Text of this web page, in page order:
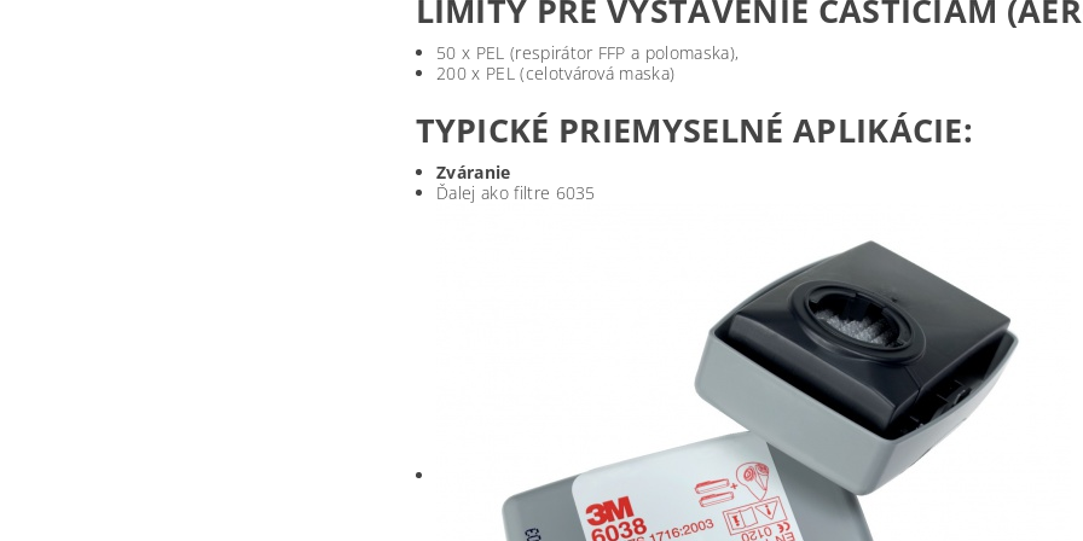
LIMITY PRE VYSTAVENIE ČASTICIAM
50 x PEL (respirátor FFP a polomaska),
200 x PEL (celotvárová maska)
TYPICKÉ PRIEMYSELNÉ APLIKÁCIE:
Zváranie
Ďalej ako filtre 6035